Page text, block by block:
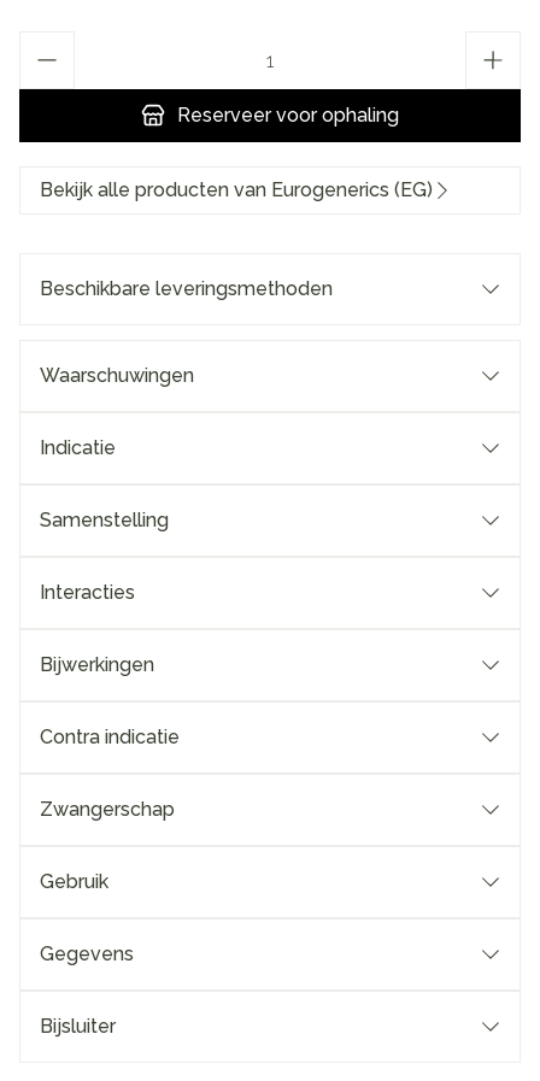
Reserveervoor ophaling
Bekijk alle producten van Eurogenerics (EG)
Beschikbare leveringsmethoden
Waarschuwingen
Indicatie
Samenstelling
Interacties
Bijwerkingen
Contra indicatie
Zwangerschap
Gebruik
Gegevens
Bijsluiter